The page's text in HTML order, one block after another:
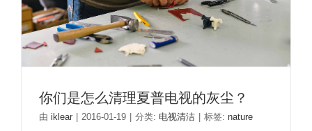
你们是怎么清理夏普电视的灰尘？
由 iklear 2016-01-19 分类: 电视清洁 标签: nature